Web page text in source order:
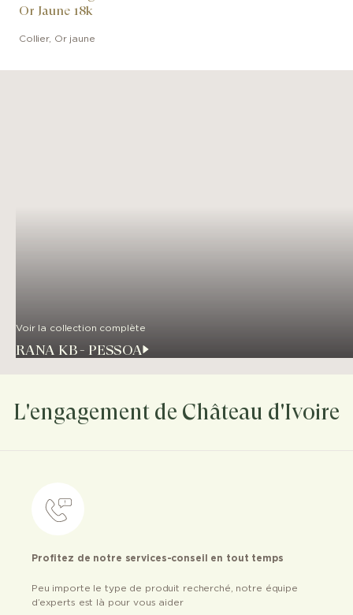
Or Jaune 18k
Collier, Or jaune
Voir la collection complète
RANA KB - PESSOA
L'engagement de Château d'Ivoire
Profitez de notre services-conseil en tout temps
Peu importe le type de produit recherché, notre équipe
d’experts est là pour vous aider